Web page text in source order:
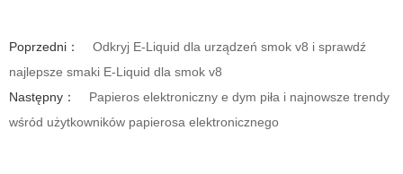
Poprzedni：
Odkryj E-Liquid dla urządzeń smok v8 i sprawdź
najlepsze smaki E-Liquid dla smok v8
Następny：
Papieros elektroniczny e dym piła i najnowsze trendy
wśród użytkowników papierosa elektronicznego